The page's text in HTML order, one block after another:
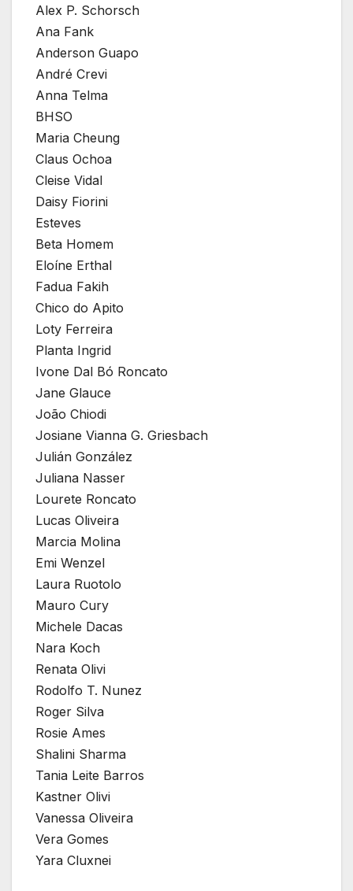
Alex P. Schorsch
Ana Fank
Anderson Guapo
André Crevi
Anna Telma
BHSO
Maria Cheung
Claus Ochoa
Cleise Vidal
Daisy Fiorini
Esteves
Beta Homem
Eloíne Erthal
Fadua Fakih
Chico do Apito
Loty Ferreira
Planta Ingrid
Ivone Dal Bó Roncato
Jane Glauce
João Chiodi
Josiane Vianna G. Griesbach
Julián González
Juliana Nasser
Lourete Roncato
Lucas Oliveira
Marcia Molina
Emi Wenzel
Laura Ruotolo
Mauro Cury
Michele Dacas
Nara Koch
Renata Olivi
Rodolfo T. Nunez
Roger Silva
Rosie Ames
Shalini Sharma
Tania Leite Barros
Kastner Olivi
Vanessa Oliveira
Vera Gomes
Yara Cluxnei